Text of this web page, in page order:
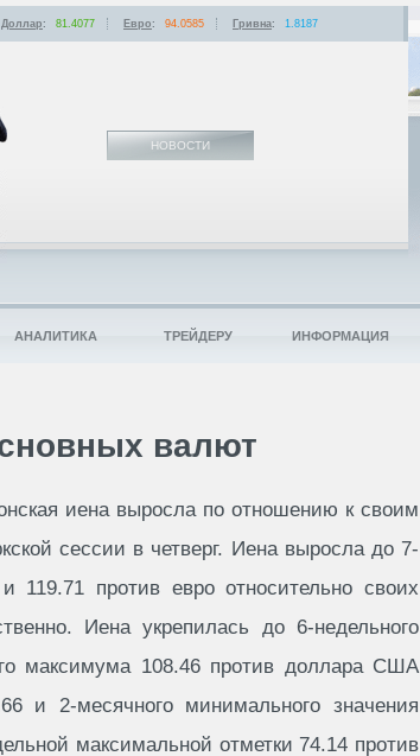
валют
иена выросла по отношению к своим
сессии в четверг. Иена выросла до 7-
против евро относительно своих
Иена укрепилась до 6-недельного
максимума 108.46 против доллара США
и 2-месячного минимального значения
максимальной отметки 74.14 против
НОВОСТИ
Доллар: 81.4077 Евро: 94.0585 Гривна: 1.8187
АНАЛИТИКА ТРЕЙДЕРУ ИНФОРМАЦИЯ